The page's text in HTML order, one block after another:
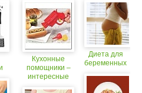
Кухонные
помощники –
интересные
Диета для
беременных